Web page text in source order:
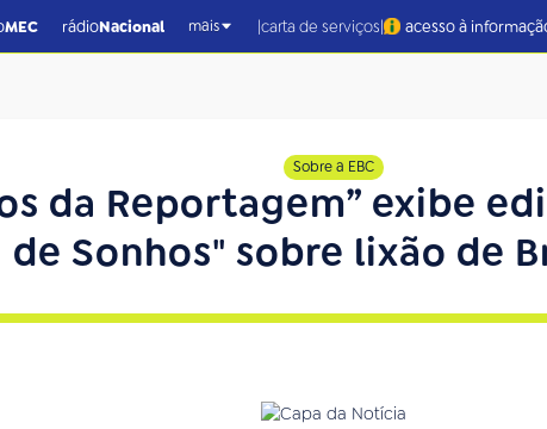
MEC rádioNacional mais |carta de serviços| acesso à
Sobre a EBC
da Reportagem” exibe
de Sonhos" sobre lixão de